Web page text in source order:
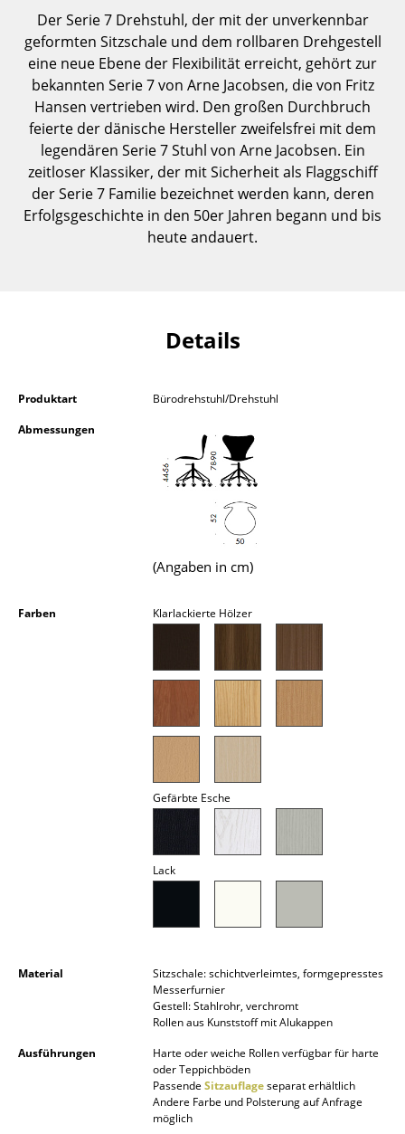
Aufbewahren
Regale & Schränke
Bücherregale
Wandregale
Sideboards & Kommoden
TV Möbel
Beistell- & Rollcontainer
Kleinaufbewahrung
Hängeleuchten & Deckenleuchten
Schreibtischleuchten
Kinderbetten
Nachttische & Bettzubehör
Der Serie 7 Drehstuhl, der mit der unverkennbar
geformten Sitzschale und dem rollbaren Drehgestell
eine neue Ebene der Flexibilität erreicht, gehört zur
bekannten Serie 7 von Arne Jacobsen, die von Fritz
Hansen vertrieben wird. Den großen Durchbruch
feierte der dänische Hersteller zweifelsfrei mit dem
legendären Serie 7 Stuhl von Arne Jacobsen. Ein
zeitloser Klassiker, der mit Sicherheit als Flaggschiff
der Serie 7 Familie bezeichnet werden kann, deren
Erfolgsgeschichte in den 50er Jahren begann und bis
heute andauert.
Details
Produktart
Bürodrehstuhl/Drehstuhl
Abmessungen
(Angaben in cm)
Farben Klarlackierte Hölzer
Gefärbte Esche
Lack
Material
Sitzschale: schichtverleimtes, formgepresstes
Messerfurnier
Gestell: Stahlrohr, verchromt
Rollen aus Kunststoff mit Alukappen
Ausführungen
Harte oder weiche Rollen verfügbar für harte
oder Teppichböden
Passende Sitzauflageseparat erhältlich
Andere Farbe und Polsterung auf Anfrage
möglich